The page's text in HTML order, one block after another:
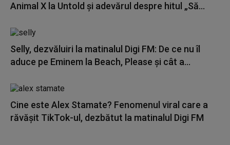
Animal X la Untold și adevărul despre hitul „Să...
Selly, dezvăluiri la matinalul Digi FM: De ce nu îl
aduce pe Eminem la Beach, Please și cât a...
Cine este Alex Stamate? Fenomenul viral care a
răvășit TikTok-ul, dezbătut la matinalul Digi FM